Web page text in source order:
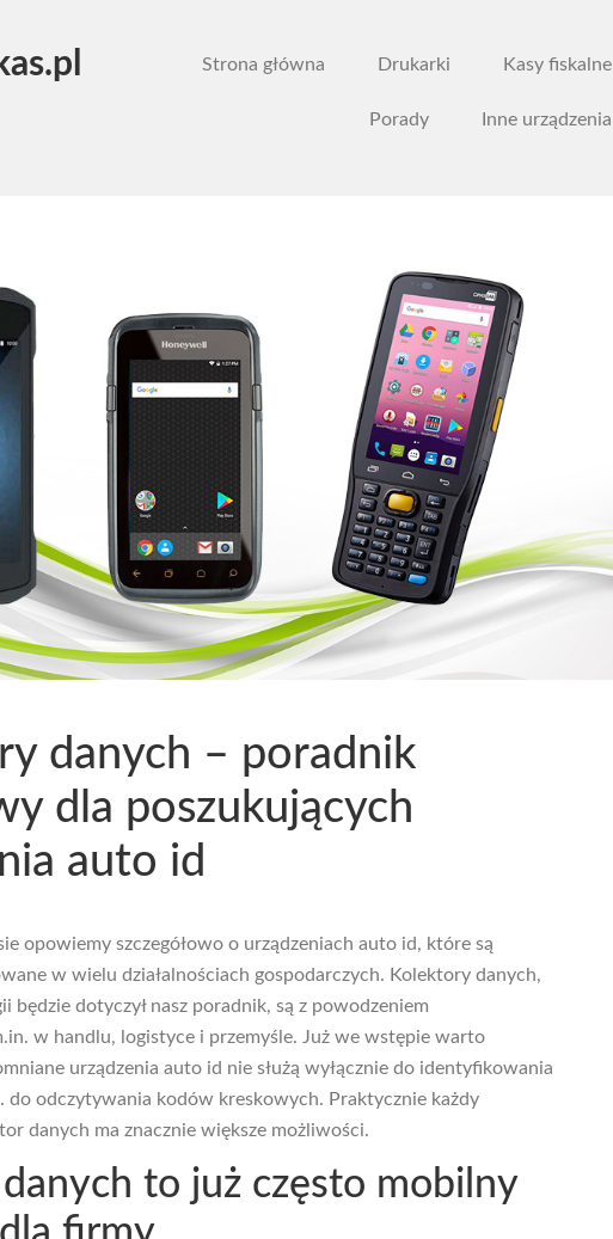
Strona główna Drukarki Kasy fiskalne
Porady Inne urządzenia
danych – poradnik
dla poszukujących
auto id
opowiemy szczegółowo o urządzeniach auto id, które są
w wielu działalnościach gospodarczych. Kolektory danych,
będzie dotyczył nasz poradnik, są z powodzeniem
w handlu, logistyce i przemyśle. Już we wstępie warto
urządzenia auto id nie służą wyłącznie do identyfikowania
do odczytywania kodów kreskowych. Praktycznie każdy
danych ma znacznie większe możliwości.
to już często mobilny